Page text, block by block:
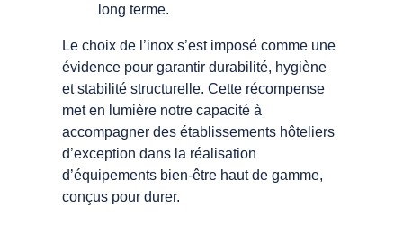
long terme.
Le choix de l’inox s’est imposé comme une
évidence pour garantir durabilité, hygiène
et stabilité structurelle. Cette récompense
met en lumière notre capacité à
accompagner des établissements hôteliers
d’exception dans la réalisation
d’équipements bien-être haut de gamme,
conçus pour durer.